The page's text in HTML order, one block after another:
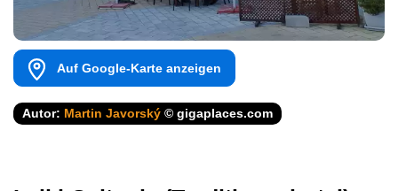
Auf Google-Karte anzeigen
Autor: Martin Javorský © gigaplaces.com